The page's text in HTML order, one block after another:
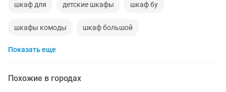
шкаф для детские шкафы шкаф бу
шкафы комоды шкаф большой
шкафы для одежды б у
Показать еще
Похожие в городах